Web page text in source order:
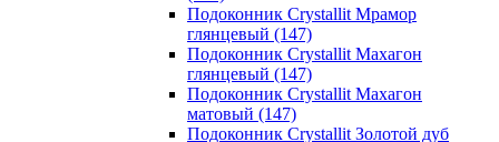
Подоконник Crystallit Мрамор
глянцевый (147)
Подоконник Crystallit Махагон
глянцевый (147)
Подоконник Crystallit Махагон
матовый (147)
Подоконник Crystallit Золотой дуб